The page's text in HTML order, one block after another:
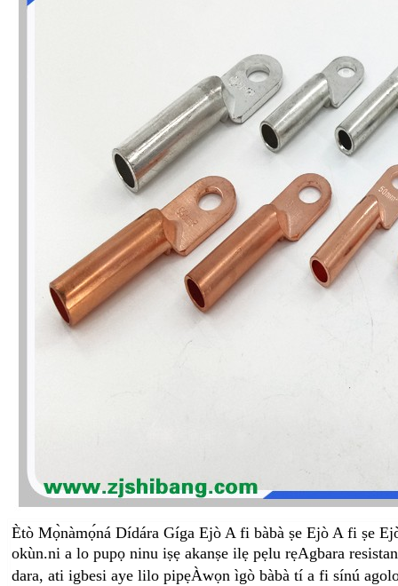
Ètò Mọ̀nàmọ́ná Dídára Gíga Ejò A fi bàbà ṣe Ejò A fi ṣe
okùn.ni a lo pupọ ninu iṣẹ akanṣe ilẹ pẹlu rẹAgbara
dara, ati igbesi aye lilo pipẹÀwọn ìgò bàbà tí a fi sínú